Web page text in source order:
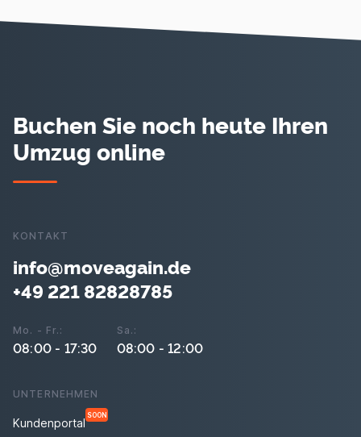
Buchen Sie noch heute Ihren
Umzug online
KONTAKT
info@moveagain.de
+49 221 82828785
Mo. - Fr.:
08:00 - 17:30
Sa.:
08:00 - 12:00
UNTERNEHMEN
Kundenportal
SOON